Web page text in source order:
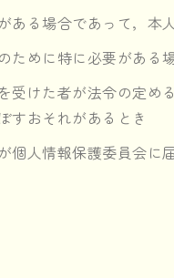
る場合であって，本
めに特に必要がある
受けた者が法令の定
すおそれがあるとき
個人情報保護委員会に